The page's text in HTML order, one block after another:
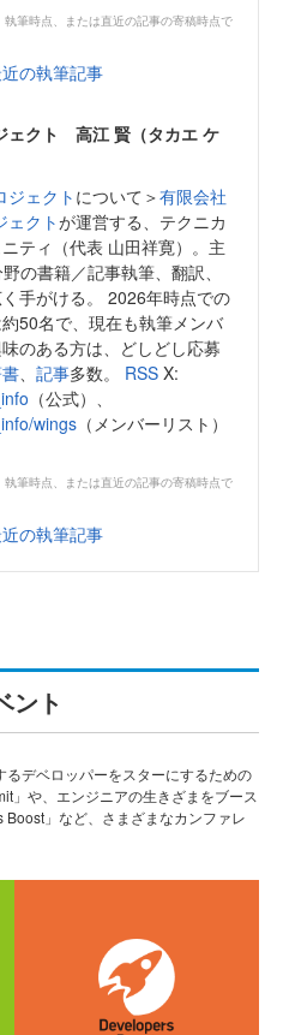
筆時点、または直近の記事の寄稿時点で
の執筆記事
ェクト 高江 賢（タカエ ケ
ジェクト について＞有限会社
ェクトが運営する、テクニカ
ティ（代表 山田祥寛）。主
の書籍／記事執筆、翻訳、
手がける。 2026年時点での
50名で、現在も執筆メンバ
のある方は、どしどし応募
記事多数。 RSS X:
（公式）、
wings （メンバーリスト）
筆時点、または直近の記事の寄稿時点で
の執筆記事
ント
デベロッパーをスターにするための
」や、エンジニアの生きざまをブース
」など、さまざまなカンファレ